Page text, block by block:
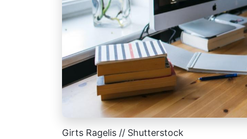
Girts Ragelis // Shutterstock